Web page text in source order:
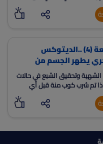
والماغنيسيوم بنسب ضئيلة
خرافات شائعة (4) ..الديتوكس
يطهر الجسم من
الشهية وتحقيق الشبع في حالات
تم شرب كوب منة قبل أي